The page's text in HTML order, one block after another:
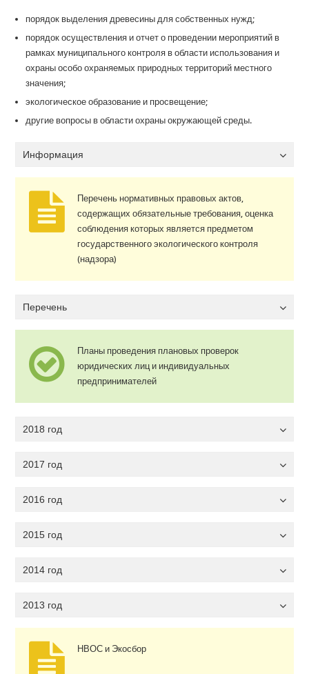
порядок выделения древесины для собственных нужд;
порядок осуществления и отчет о проведении мероприятий в
рамках муниципального контроля в области использования и
охраны особо охраняемых природных территорий местного
значения;
экологическое образование и просвещение;
другие вопросы в области охраны окружающей среды.
Информация
Перечень нормативных правовых актов,
содержащих обязательные требования, оценка
соблюдения которых является предметом
государственного экологического контроля
(надзора)
Перечень
Планы проведения плановых проверок
юридических лиц и индивидуальных
предпринимателей
2018 год
2017 год
2016 год
2015 год
2014 год
2013 год
НВОС и Экосбор